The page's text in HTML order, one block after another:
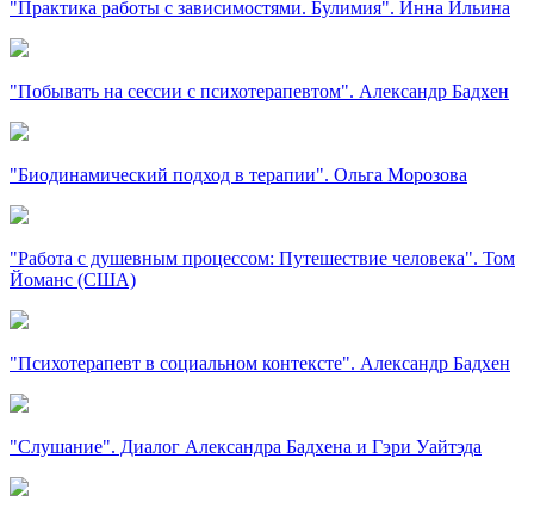
"Практика работы с зависимостями. Булимия". Инна Ильина
"Побывать на сессии с психотерапевтом". Александр Бадхен
"Биодинамический подход в терапии". Ольга Морозова
"Работа с душевным процессом: Путешествие человека". Том
Йоманс (США)
"Психотерапевт в социальном контексте". Александр Бадхен
"Слушание". Диалог Александра Бадхена и Гэри Уайтэда